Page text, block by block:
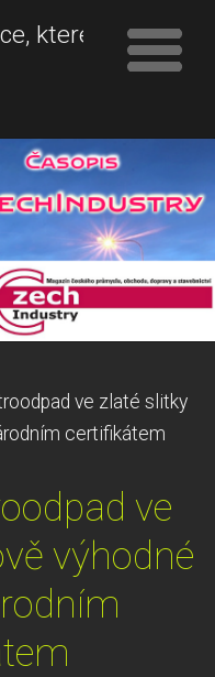
které
ve zlaté slitky
certifikátem
ve
výhodné